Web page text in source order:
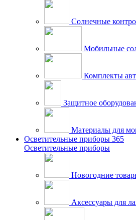
Солнечные
Мобильные
Комплекты
Защитное
Материалы для
Осветительные приборы 365
Осветительные приборы
Новогодние
Аксессуары для